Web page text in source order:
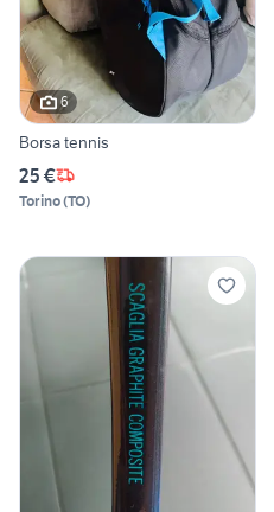
6
Borsa tennis
25 €
Torino(TO)